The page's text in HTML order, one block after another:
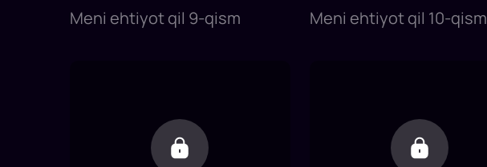
Meni ehtiyot qil 9-qism Meni ehtiyot qil 10-qism